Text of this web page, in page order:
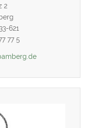
2
621
77 5